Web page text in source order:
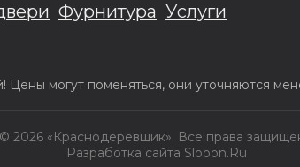
Фурнитура Услуги
могут поменяться, они уточняются
© 2026 «Краснодеревщик». Все права
Разработка сайта Slooon.Ru